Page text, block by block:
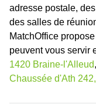
adresse postale,
des salles de
MatchOffice
peuvent vous servir
1420 Braine-l'Alleud,
Chaussée d'Ath